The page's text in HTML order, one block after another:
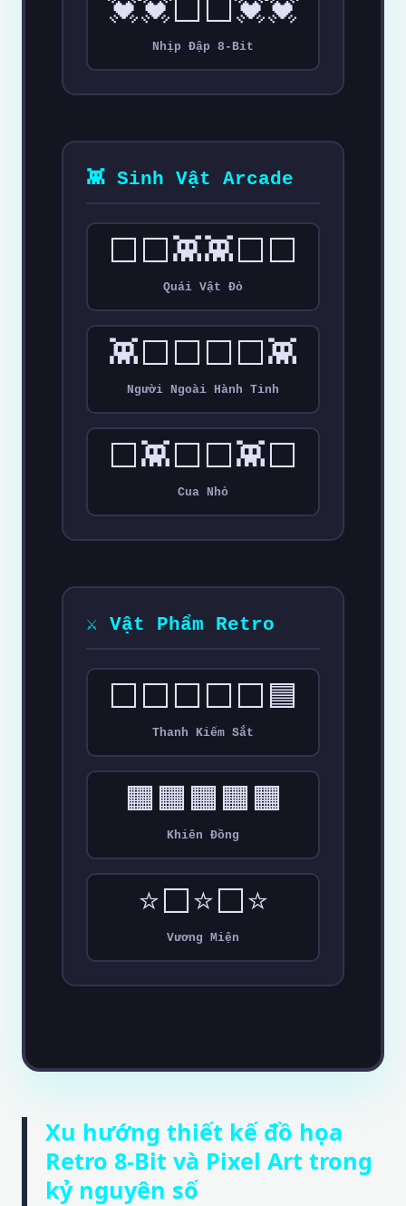
💓💓⬜⬜💓💓
Nhịp Đập 8-Bit
👾 Sinh Vật Arcade
⬜⬜👾👾⬜⬜
Quái Vật Đỏ
👾⬜⬜⬜⬜👾
Người Ngoài Hành Tinh
⬜👾⬜⬜👾⬜
Cua Nhỏ
⚔️ Vật Phẩm Retro
⬜⬜⬜⬜⬜🟦
Thanh Kiếm Sắt
🟧🟧🟧🟧🟧
Khiên Đồng
⭐⬜⭐⬜⭐
Vương Miện
Xu hướng thiết kế đồ họa
Retro 8-Bit và Pixel Art trong
kỷ nguyên số